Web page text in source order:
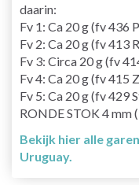
daarin:
Fv 1: Ca 20 g (fv 436
Fv 2: Ca 20 g (fv 413
Fv 3: Circa 20 g (fv
Fv 4: Ca 20 g (fv 415
Fv 5: Ca 20 g (fv 429
RONDE STOK 4 mm
Bekijk hier alle
Uruguay.